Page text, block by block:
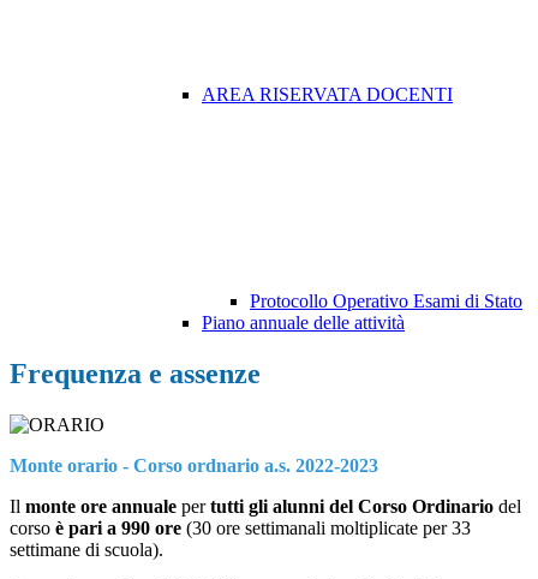
AREA RISERVATA DOCENTI
Protocollo Operativo Esami di Stato
Piano annuale delle attività
Frequenza e assenze
Monte orario - Corso ordnario a.s. 2022-2023
Il monte ore annuale pertutti gli alunni del Corso Ordinario del
corso è pari a 990 ore (30 ore settimanali moltiplicate per 33
settimane di scuola).